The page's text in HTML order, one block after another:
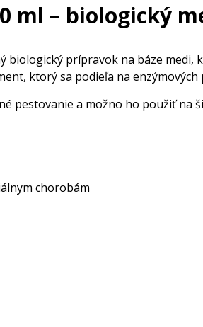
ml – biologický
biologický prípravok na báze
ktorý sa podieľa na
pestovanie a možno ho použiť na
chorobám